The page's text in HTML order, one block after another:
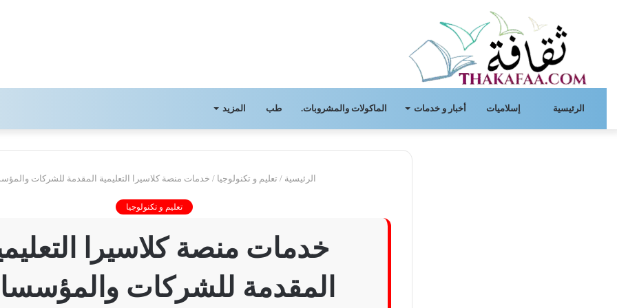
الرئيسية إسلاميات أخبار و خدمات الماكولات والمشروبات. طب المزيد
الرئيسية / تعليم و تكنولوجيا / خدمات منصة كلاسيرا التعليمية المقدمة للشركات
تعليم و تكنولوجيا
خدمات منصة كلاسيرا
المقدمة للشركات